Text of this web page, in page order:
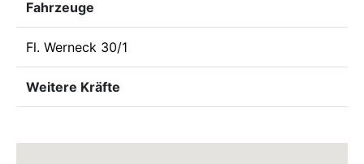
Fahrzeuge
Fl. Werneck 30/1
Weitere Kräfte